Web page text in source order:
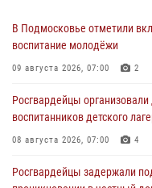
В Подмосковье отметили
воспитание молодёжи
09 августа 2026, 07:00 2
Росгвардейцы
воспитанников детского
08 августа 2026, 07:00 4
Росгвардейцы задержали